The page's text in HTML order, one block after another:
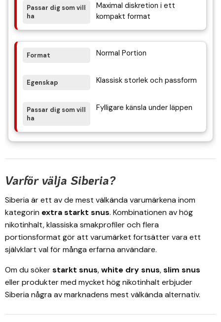
Maximal diskretion i ett
kompakt format
Normal Portion
Klassisk storlek och passform
Fylligare känsla under läppen
Varför välja Siberia?
Siberia är ett av de mest välkända varumärkena inom
kategorin extra starkt snus. Kombinationen av hög
nikotinhalt, klassiska smakprofiler och flera
portionsformat gör att varumärket fortsätter vara ett
självklart val för många erfarna användare.
Om du sökerstarkt snus,white dry snus,slim snus
eller produkter med mycket hög nikotinhalt erbjuder
Siberia några av marknadens mest välkända alternativ.